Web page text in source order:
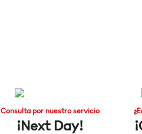
Consulta por nuestro servicio
¡Next Day!